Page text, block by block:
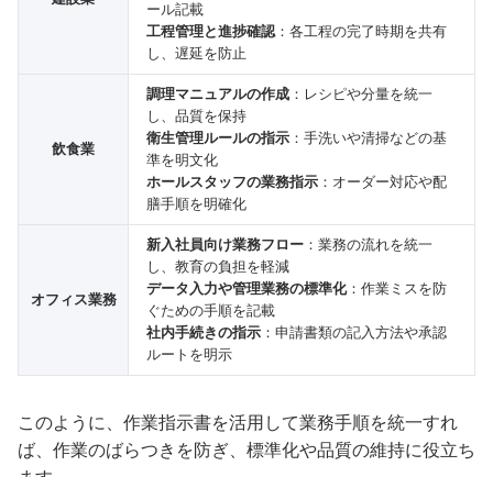
ール記載
工程管理と進捗確認 ：各工程の完了時期を共有
し、遅延を防止
飲食業
調理マニュアルの作成 ：レシピや分量を統一
し、品質を保持
衛生管理ルールの指示 ：手洗いや清掃などの基
準を明文化
ホールスタッフの業務指示 ：オーダー対応や配
膳手順を明確化
オフィス業務
新入社員向け業務フロー ：業務の流れを統一
し、教育の負担を軽減
データ入力や管理業務の標準化：作業ミスを防
ぐための手順を記載
社内手続きの指示 ：申請書類の記入方法や承認
ルートを明示
このように、作業指示書を活用して業務手順を統一すれ
ば、作業のばらつきを防ぎ、標準化や品質の維持に役立ち